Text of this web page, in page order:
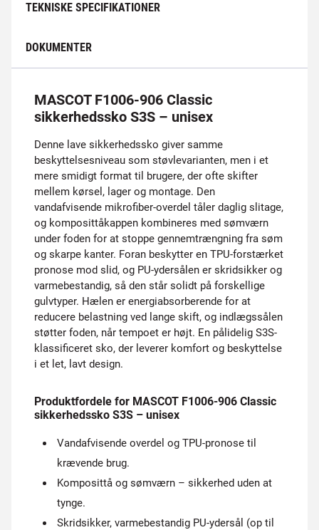
TEKNISKE SPECIFIKATIONER
DOKUMENTER
MASCOT F1006-906 Classic
sikkerhedssko S3S – unisex
Denne lave sikkerhedssko giver samme
beskyttelsesniveau som støvlevarianten, men i et
mere smidigt format til brugere, der ofte skifter
mellem kørsel, lager og montage. Den
vandafvisende mikrofiber-overdel tåler daglig slitage,
og komposit­tåkappen kombineres med sømværn
under foden for at stoppe gennemtrængning fra søm
og skarpe kanter. Foran beskytter en TPU-forstærket
pronose mod slid, og PU-ydersålen er skridsikker og
varmebestandig, så den står solidt på forskellige
gulvtyper. Hælen er energiabsorberende for at
reducere belastning ved lange skift, og indlægssålen
støtter foden, når tempoet er højt. En pålidelig S3S-
klassificeret sko, der leverer komfort og beskyttelse
i et let, lavt design.
Produktfordele for MASCOT F1006-906 Classic
sikkerhedssko S3S – unisex
Vandafvisende overdel og TPU-pronose til
krævende brug.
Komposittå og sømværn – sikkerhed uden at
tynge.
Skridsikker, varmebestandig PU-ydersål (op til